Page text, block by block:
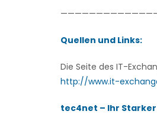
Quellen und Links:
Die Seite des IT-
http://www.it-
tec4net – Ihr